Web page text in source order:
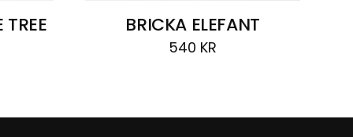
TREE BRICKA ELEFANT
540 KR